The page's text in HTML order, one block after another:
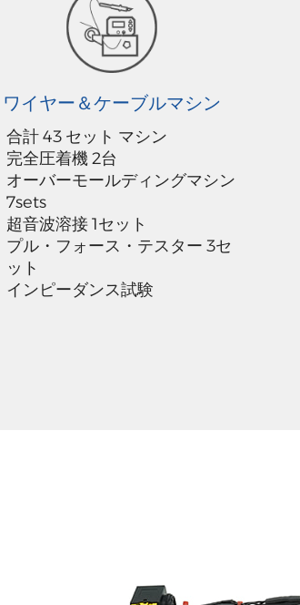
ワイヤー＆ケーブルマシン
合計 43 セット マシン
完全圧着機 2台
オーバーモールディングマシン
7sets
超音波溶接 1セット
プル・フォース・テスター 3セ
ット
インピーダンス試験